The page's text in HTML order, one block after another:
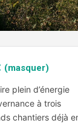
(masquer)
plein d’énergie
à trois
chantiers déjà